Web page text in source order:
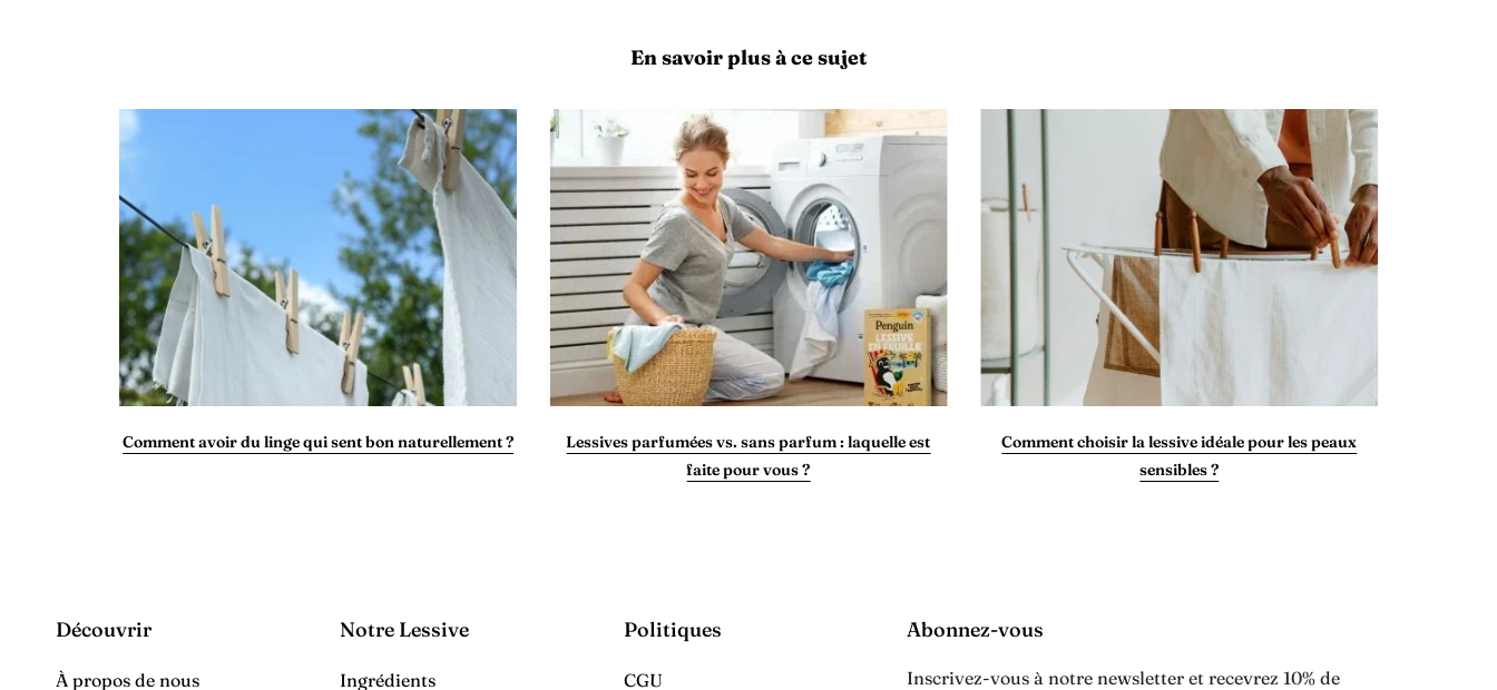
En savoir plus à ce sujet
Comment avoir du linge qui sent bon naturellement ?
Lessives parfumées vs. sans parfum : laquelle est
faite pour vous ?
Comment choisir la lessive idéale pour les peaux
sensibles ?
Découvrir
À propos de nous
Notre Lessive
Ingrédients
Politiques
CGU
Abonnez-vous
Inscrivez-vous à notre newsletter et recevrez 10% de